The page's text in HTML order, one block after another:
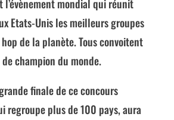
mondial qui réunit
Etats-Unis les meilleurs groupes
de la planète. Tous convoitent
champion du monde.
finale de ce concours
regroupe plus de 100 pays, aura